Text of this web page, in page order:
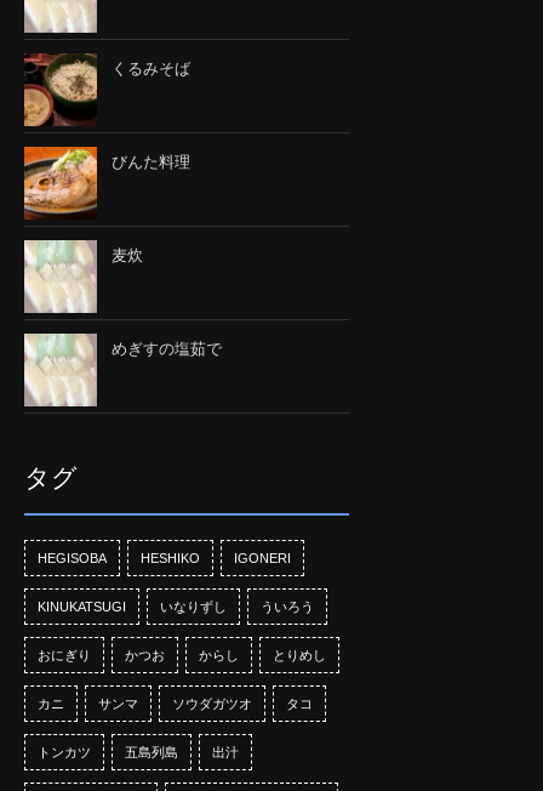
くるみそば
びんた料理
麦炊
めぎすの塩茹で
タグ
HEGISOBA HESHIKO IGONERI
KINUKATSUGI いなりずし ういろう
おにぎり かつお からし とりめし
カニ サンマ ソウダガツオ タコ
トンカツ 五島列島 出汁